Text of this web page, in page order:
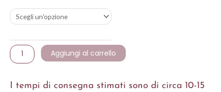
CARILL.
(3ASS)H15
quantità
Aggiungi al carrello
I tempi di consegna stimati sono di circa 10-15